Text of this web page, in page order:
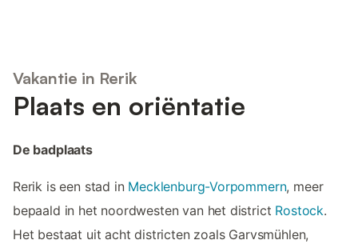
Vakantie in Rerik
Plaats en oriëntatie
De badplaats
Rerik is een stad in Mecklenburg-Vorpommern, meer
bepaald in het noordwesten van het district Rostock.
Het bestaat uit acht districten zoals Garvsmühlen,